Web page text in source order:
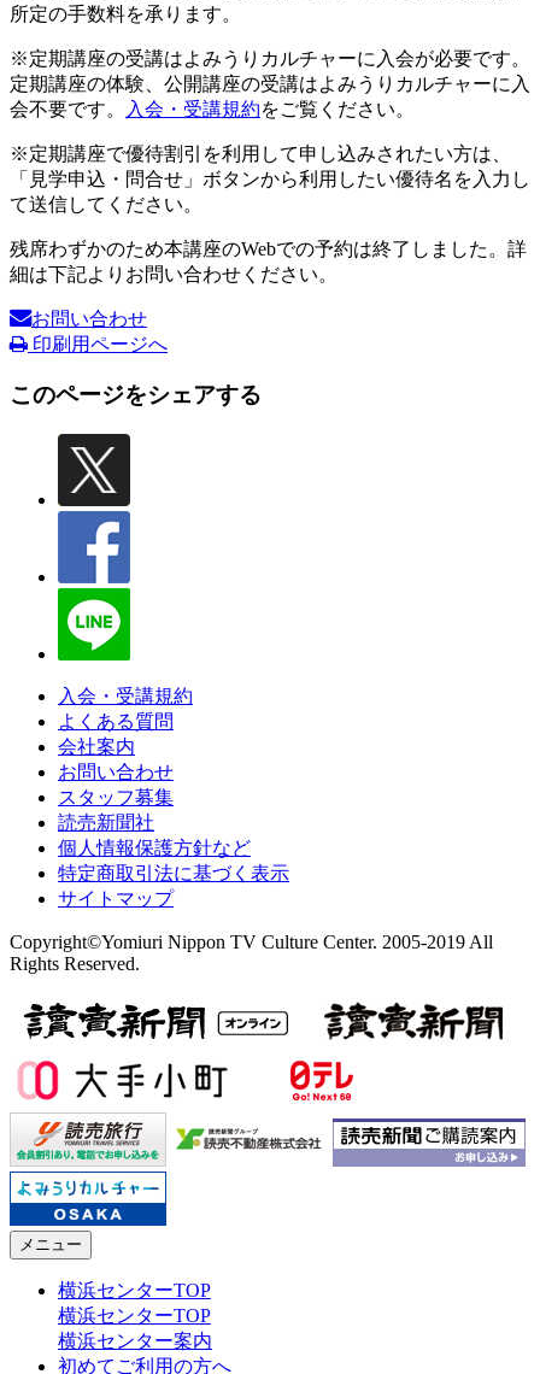
所定の手数料を承ります。
※定期講座の受講はよみうりカルチャーに入会が必要です。
定期講座の体験、公開講座の受講はよみうりカルチャーに入
会不要です。
入会・受講規約をご覧ください。
※定期講座で優待割引を利用して申し込みされたい方は、
「見学申込・問合せ」ボタンから利用したい優待名を入力し
て送信してください。
残席わずかのため本講座のWebでの予約は終了しました。詳
細は下記よりお問い合わせください。
お問い合わせ
印刷用ページへ
このページをシェアする
入会・受講規約
よくある質問
会社案内
お問い合わせ
スタッフ募集
読売新聞社
個人情報保護方針など
特定商取引法に基づく表示
サイトマップ
Copyright©Yomiuri Nippon TV Culture Center. 2005-2019 All
Rights Reserved.
メニュー
横浜センターTOP
横浜センターTOP
横浜センター案内
初めてご利用の方へ